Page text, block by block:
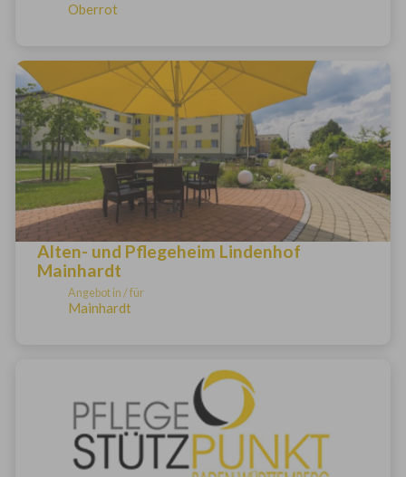
Oberrot
Alten- und Pflegeheim Lindenhof
Mainhardt
Angebot in / für
Mainhardt